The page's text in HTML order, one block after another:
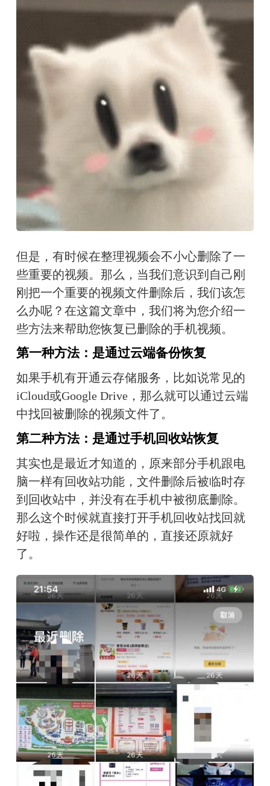
但是，有时候在整理视频会不小心删除了一
些重要的视频。那么，当我们意识到自己刚
刚把一个重要的视频文件删除后，我们该怎
么办呢？在这篇文章中，我们将为您介绍一
些方法来帮助您恢复已删除的手机视频。
第一种方法： 是通过云端备份恢复
如果手机有开通云存储服务，比如说常见的
iCloud或Google Drive，那么就可以通过云端
中找回被删除的视频文件了。
第二种方法： 是通过手机回收站恢复
其实也是最近才知道的，原来部分手机跟电
脑一样有回收站功能，文件删除后被临时存
到回收站中，并没有在手机中被彻底删除。
那么这个时候就直接打开手机回收站找回就
好啦，操作还是很简单的，直接还原就好
了。